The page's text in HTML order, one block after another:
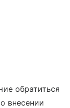
обратиться
внесении